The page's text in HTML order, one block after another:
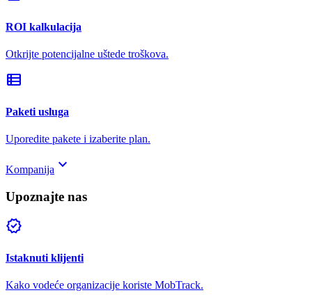
ROI kalkulacija
Otkrijte potencijalne uštede troškova.
view_list
Paketi usluga
Uporedite pakete i izaberite plan.
Kompanija keyboard_arrow_down
Upoznajte nas
verified
Istaknuti klijenti
Kako vodeće organizacije koriste MobTrack.